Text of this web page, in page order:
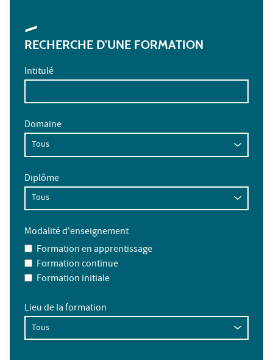
RECHERCHE D'UNE FORMATION
Intitulé
Domaine
Diplôme
Modalité d'enseignement
Formation en apprentissage
Formation continue
Formation initiale
Lieu de la formation